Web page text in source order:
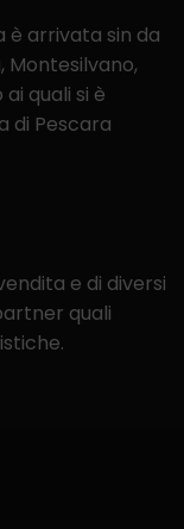
è arrivata sin da
Montesilvano,
quali si è
di Pescara
e di diversi
quali